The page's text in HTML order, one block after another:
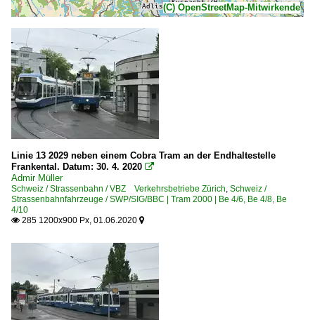
(C) OpenStreetMap-Mitwirkende
Linie 13 2029 neben einem Cobra Tram an der Endhaltestelle
Frankental. Datum: 30. 4. 2020 
Admir Müller
Schweiz / Strassenbahn / VBZ Verkehrsbetriebe Zürich, Schweiz /
Strassenbahnfahrzeuge / SWP/SIG/BBC | Tram 2000 | Be 4/6, Be 4/8, Be
4/10
 285 1200x900 Px, 01.06.2020 